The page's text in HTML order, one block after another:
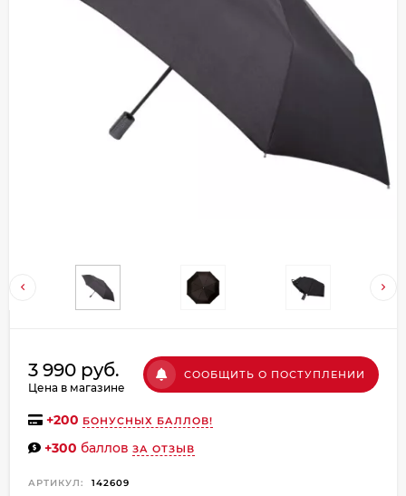
3 990 руб.
Цена в магазине
СООБЩИТЬ О ПОСТУПЛЕНИИ
+200 БОНУСНЫХ БАЛЛОВ!
+300 баллов ЗА ОТЗЫВ
АРТИКУЛ: 142609
Добавляйте товары
в корзину
Получайте товар
выбранный способом
Оставшиеся75% будут
списыватьсяс вашей карты
Подробнее